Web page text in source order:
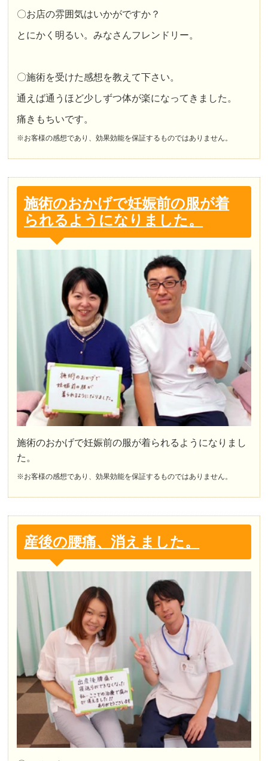
〇お店の雰囲気はいかがですか？
とにかく明るい。みなさんフレンドリー。
〇施術を受けた感想を教えて下さい。
通えば通うほど少しずつ体が楽になってきました。
痛きもちいです。
※お客様の感想であり、効果効能を保証するものではありません。
施術のおかげで妊娠前の服が着
られるようになりました。
施術のおかげで妊娠前の服が着られるようになりまし
た。
※お客様の感想であり、効果効能を保証するものではありません。
産後の腰痛、消えました。